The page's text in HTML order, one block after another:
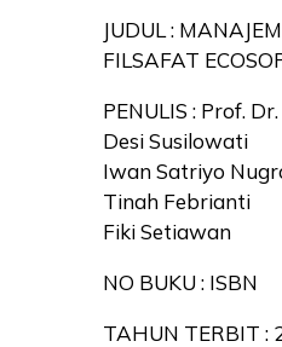
JUDUL :
FILSAFAT
PENULIS : Prof.
Desi Susilowati
Iwan Satriyo
Tinah Febrianti
Fiki Setiawan
NO BUKU : ISBN
TAHUN TERBIT :